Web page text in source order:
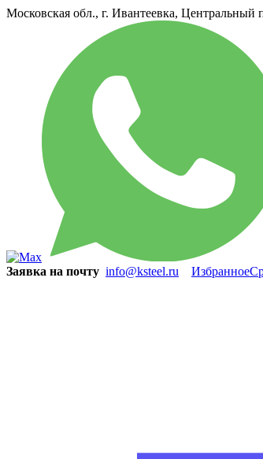
Московская обл., г. Ивантеевка, Центральный
Заявка на почту info@ksteel.ru Избранное